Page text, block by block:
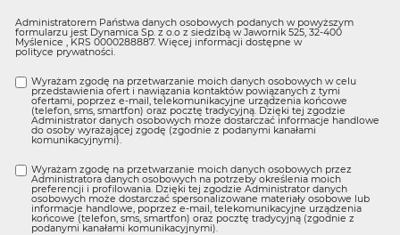
Administratorem Państwa danych osobowych podanych w powyższym
formularzu jest Dynamica Sp. z o.o z siedzibą w Jawornik 525, 32-400
Myślenice , KRS 0000288887. Więcej informacji dostępne w
polityce prywatności.
Wyrażam zgodę na przetwarzanie moich danych osobowych w celu
przedstawienia ofert i nawiązania kontaktów powiązanych z tymi
ofertami, poprzez e-mail, telekomunikacyjne urządzenia końcowe
(telefon, sms, smartfon) oraz pocztę tradycyjną. Dzięki tej zgodzie
Administrator danych osobowych może dostarczać informacje handlowe
do osoby wyrażającej zgodę (zgodnie z podanymi kanałami
komunikacyjnymi).
Wyrażam zgodę na przetwarzanie moich danych osobowych przez
Administratora danych osobowych na potrzeby określenia moich
preferencji i profilowania. Dzięki tej zgodzie Administrator danych
osobowych może dostarczać spersonalizowane materiały osobowe lub
informacje handlowe, poprzez e-mail, telekomunikacyjne urządzenia
końcowe (telefon, sms, smartfon) oraz pocztę tradycyjną (zgodnie z
podanymi kanałami komunikacyjnymi).